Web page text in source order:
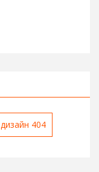
дизайн 404